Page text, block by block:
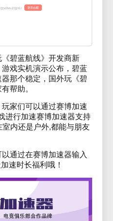
碧蓝航线》开发商新
戏实机演示公布，碧蓝
那个稳定，国外玩《碧
帮助。
玩家们可以通过赛博加速
进行加速赛博加速器支持
内还是户外,都能与朋友
通过在赛博加速器输入
速时长福利哦！